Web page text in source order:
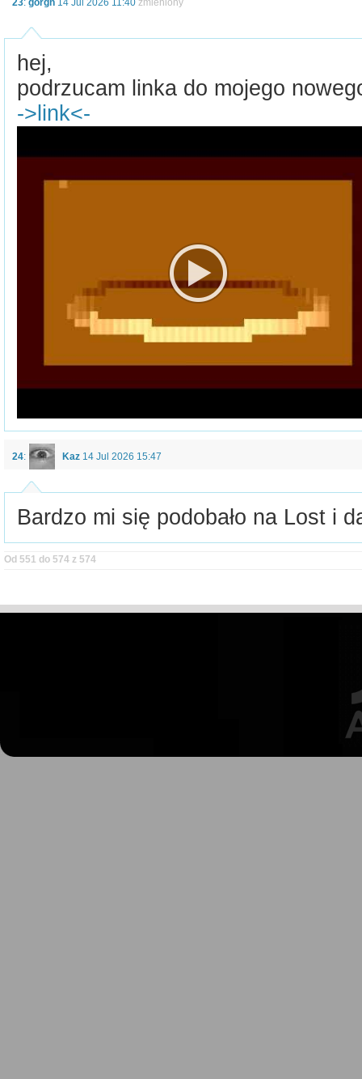
23: gorgh 14 Jul 2026 11:40 zmieniony
hej,
podrzucam linka do mojego
->link<-
24: Kaz 14 Jul 2026 15:47
Bardzo mi się podobało na Lost i
Od 551 do 574 z 574